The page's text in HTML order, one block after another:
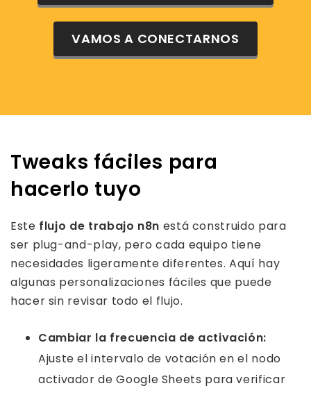
VAMOS A CONECTARNOS
Tweaks fáciles para
hacerlo tuyo
Este flujo de trabajo n8n está construido para
ser plug-and-play, pero cada equipo tiene
necesidades ligeramente diferentes. Aquí hay
algunas personalizaciones fáciles que puede
hacer sin revisar todo el flujo.
Cambiar la frecuencia de activación:
Ajuste el intervalo de votación en el nodo
activador de Google Sheets para verificar